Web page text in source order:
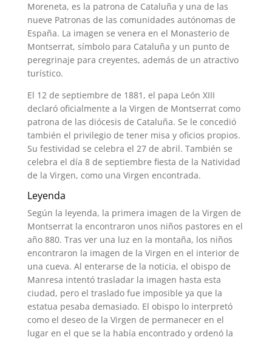
Moreneta, es la patrona de Cataluña y una de las
nueve Patronas de las comunidades autónomas de
España. La imagen se venera en el Monasterio de
Montserrat, símbolo para Cataluña y un punto de
peregrinaje para creyentes, además de un atractivo
turístico.
El 12 de septiembre de 1881, el papa León XIII
declaró oficialmente a la Virgen de Montserrat como
patrona de las diócesis de Cataluña. Se le concedió
también el privilegio de tener misa y oficios propios.
Su festividad se celebra el 27 de abril. También se
celebra el día 8 de septiembre fiesta de la Natividad
de la Virgen, como una Virgen encontrada.
Leyenda
Según la leyenda, la primera imagen de la Virgen de
Montserrat la encontraron unos niños pastores en el
año 880. Tras ver una luz en la montaña, los niños
encontraron la imagen de la Virgen en el interior de
una cueva. Al enterarse de la noticia, el obispo de
Manresa intentó trasladar la imagen hasta esta
ciudad, pero el traslado fue imposible ya que la
estatua pesaba demasiado. El obispo lo interpretó
como el deseo de la Virgen de permanecer en el
lugar en el que se la había encontrado y ordenó la